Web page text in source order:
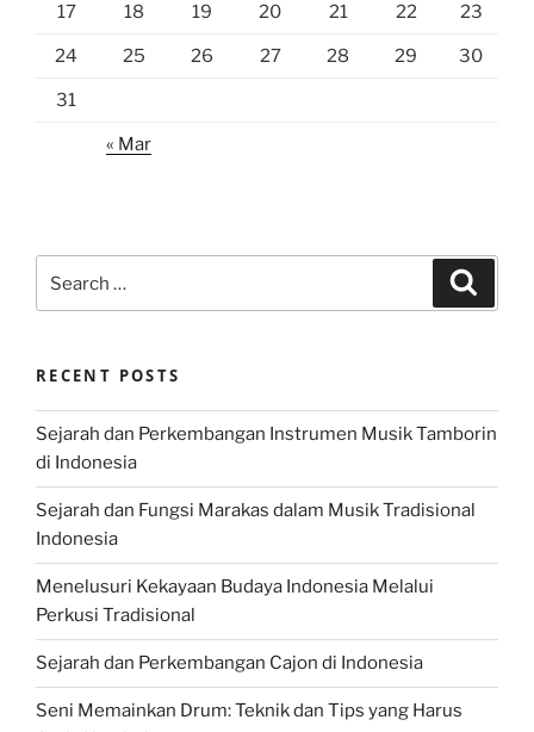
17 18 19 20 21 22 23
24 25 26 27 28 29 30
31
« Mar
for:
RECENT POSTS
Sejarah dan Perkembangan Instrumen Musik Tamborin
di Indonesia
Sejarah dan Fungsi Marakas dalam Musik Tradisional
Indonesia
Menelusuri Kekayaan Budaya Indonesia Melalui
Perkusi Tradisional
Sejarah dan Perkembangan Cajon di Indonesia
Seni Memainkan Drum: Teknik dan Tips yang Harus